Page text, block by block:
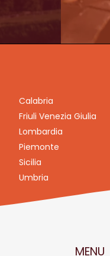
Calabria
Friuli Venezia Giulia
Lombardia
Piemonte
Sicilia
Umbria
MENU